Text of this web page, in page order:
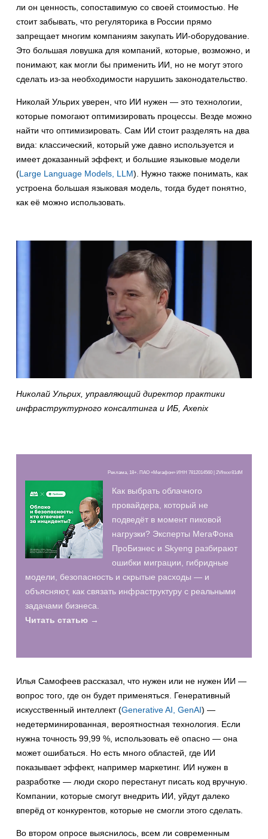
ли он ценность, сопоставимую со своей стоимостью. Не
стоит забывать, что регуляторика в России прямо
запрещает многим компаниям закупать ИИ-оборудование.
Это большая ловушка для компаний, которые, возможно, и
понимают, как могли бы применить ИИ, но не могут этого
сделать из-за необходимости нарушить законодательство.
Николай Ульрих уверен, что ИИ нужен — это технологии,
которые помогают оптимизировать процессы. Везде можно
найти что оптимизировать. Сам ИИ стоит разделять на два
вида: классический, который уже давно используется и
имеет доказанный эффект, и большие языковые модели
(Large Language Models, LLM). Нужно также понимать, как
устроена большая языковая модель, тогда будет понятно,
как её можно использовать.
Николай Ульрих, управляющий директор практики
инфраструктурного консалтинга и ИБ, Axenix
Реклама, 18+. ПАО «Мегафон» ИНН 7812014560 | 2Vfnxxr81dM
Как выбрать облачного
провайдера, который не
подведёт в момент пиковой
нагрузки? Эксперты МегаФона
ПроБизнес и Skyeng разбирают
ошибки миграции, гибридные
модели, безопасность и скрытые расходы — и
объясняют, как связать инфраструктуру с реальными
задачами бизнеса.
Читать статью →
Илья Самофеев рассказал, что нужен или не нужен ИИ —
вопрос того, где он будет применяться. Генеративный
искусственный интеллект (Generative AI, GenAI) —
недетерминированная, вероятностная технология. Если
нужна точность 99,99 %, использовать её опасно — она
может ошибаться. Но есть много областей, где ИИ
показывает эффект, например маркетинг. ИИ нужен в
разработке — люди скоро перестанут писать код вручную.
Компании, которые смогут внедрить ИИ, уйдут далеко
вперёд от конкурентов, которые не смогли этого сделать.
Во втором опросе выяснилось, всем ли современным